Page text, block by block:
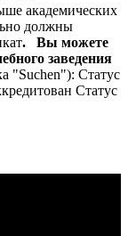
академических
должны
.
Вы можете
заведения
"Suchen"): Статус
Статус